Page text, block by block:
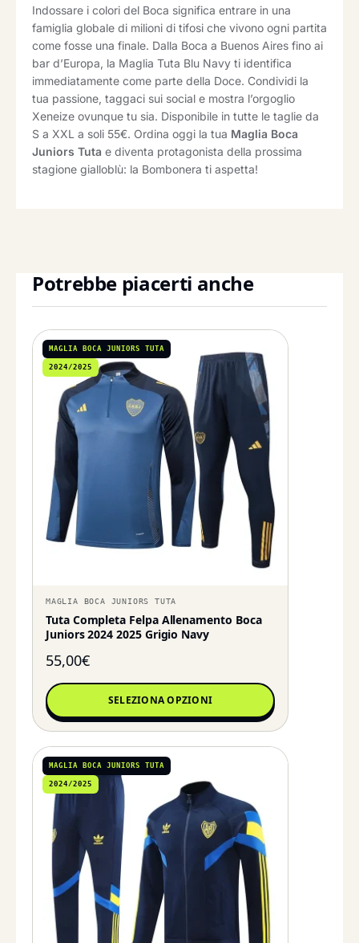
Indossare i colori del Boca significa entrare in una
famiglia globale di milioni di tifosi che vivono ogni partita
come fosse una finale. Dalla Boca a Buenos Aires fino ai
bar d’Europa, la Maglia Tuta Blu Navy ti identifica
immediatamente come parte della Doce. Condividi la
tua passione, taggaci sui social e mostra l’orgoglio
Xeneize ovunque tu sia. Disponibile in tutte le taglie da
S a XXL a soli 55€. Ordina oggi la tua Maglia Boca
Juniors Tuta e diventa protagonista della prossima
stagione gialloblù: la Bombonera ti aspetta!
Potrebbe piacerti anche
MAGLIA BOCA JUNIORS TUTA
2024/2025
MAGLIA BOCA JUNIORS TUTA
Tuta Completa Felpa Allenamento Boca
Juniors 2024 2025 Grigio Navy
55,00€
SELEZIONA OPZIONI
MAGLIA BOCA JUNIORS TUTA
2024/2025